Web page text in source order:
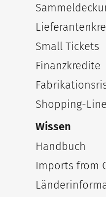
Small Tickets
Finanzkredite
Shopping-Line
Wissen
Handbuch
Imports from